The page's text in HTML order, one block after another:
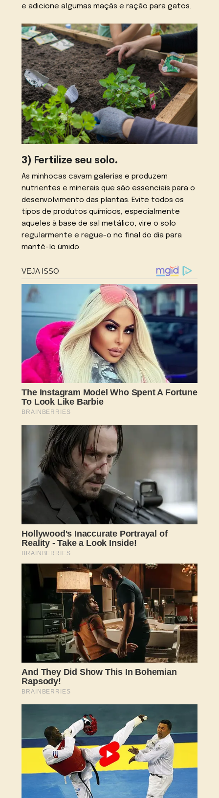
e adicione algumas maçãs e ração para gatos.
3) Fertilize seu solo.
As minhocas cavam galerias e produzem
nutrientes e minerais que são essenciais para o
desenvolvimento das plantas. Evite todos os
tipos de produtos químicos, especialmente
aqueles à base de sal metálico, vire o solo
regularmente e regue-o no final do dia para
mantê-lo úmido.